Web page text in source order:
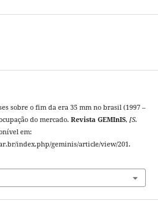
sobre o fim da era 35 mm no brasil (1997 –
do mercado. Revista GEMInIS, [S.
em:
index.php/geminis/article/view/201.